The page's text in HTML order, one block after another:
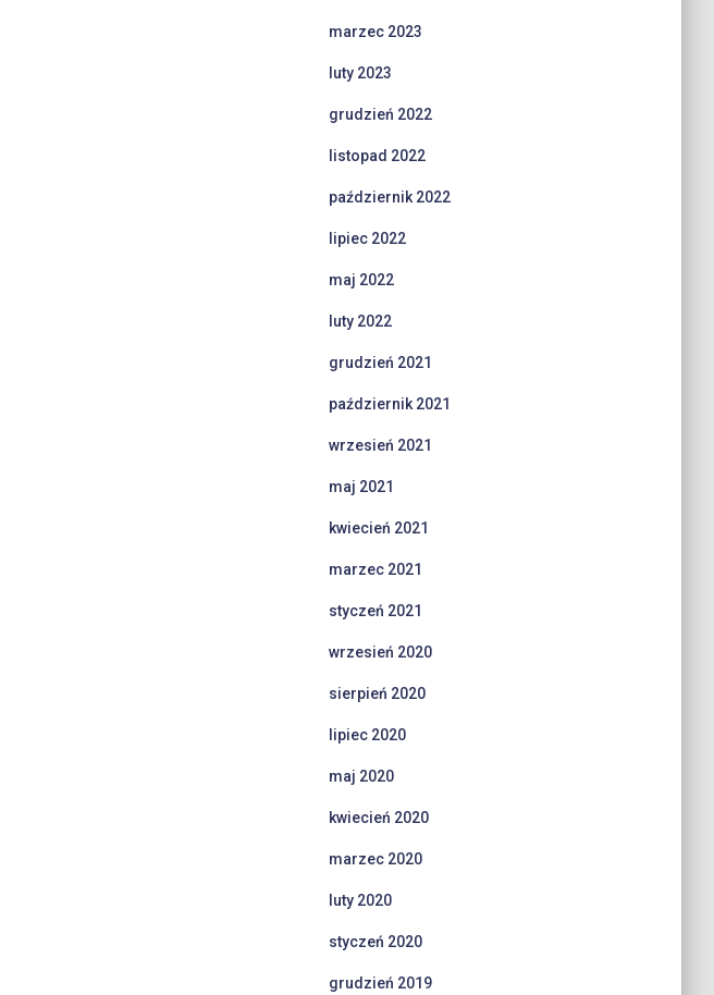
marzec 2023
luty 2023
grudzień 2022
listopad 2022
październik 2022
lipiec 2022
maj 2022
luty 2022
grudzień 2021
październik 2021
wrzesień 2021
maj 2021
kwiecień 2021
marzec 2021
styczeń 2021
wrzesień 2020
sierpień 2020
lipiec 2020
maj 2020
kwiecień 2020
marzec 2020
luty 2020
styczeń 2020
grudzień 2019